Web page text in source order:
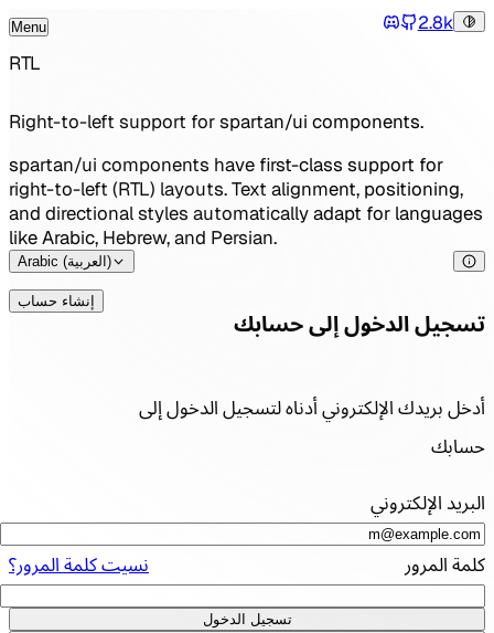
Toggle Menu
Menu Discord
2.8k
RTL
Right-to-left support for spartan/ui components.
spartan/ui components have first-class support for
right-to-left (RTL) layouts. Text alignment, positioning,
and directional styles automatically adapt for languages
like Arabic, Hebrew, and Persian.
Arabic (العربية)
تسجيل الدخول إلى حسابك
أدخل بريدك الإلكتروني أدناه لتسجيل الدخول إلى
حسابك
إنشاء حساب
البريد الإلكتروني
كلمة المرور
نسيت كلمة المرور؟
تسجيل الدخول